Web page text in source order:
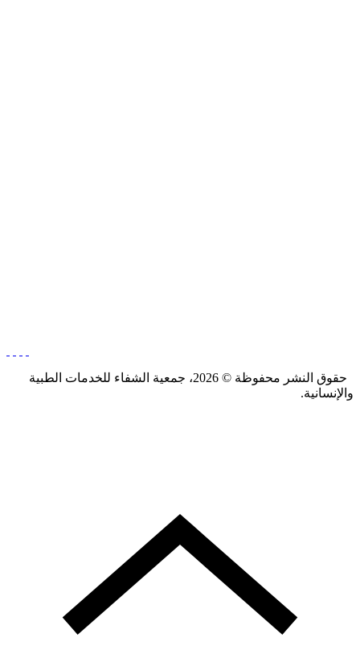
حقوق النشر محفوظة © 2026، جمعية الشفاء للخدمات الطبية
والإنسانية.